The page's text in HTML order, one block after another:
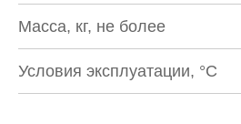
Масса, кг, не более
Условия эксплуатации, °С